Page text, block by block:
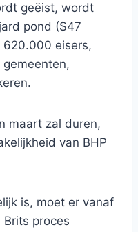
geëist, wordt
pond ($47
620.000 eisers,
maart zal duren,
van BHP
is, moet er vanaf
proces